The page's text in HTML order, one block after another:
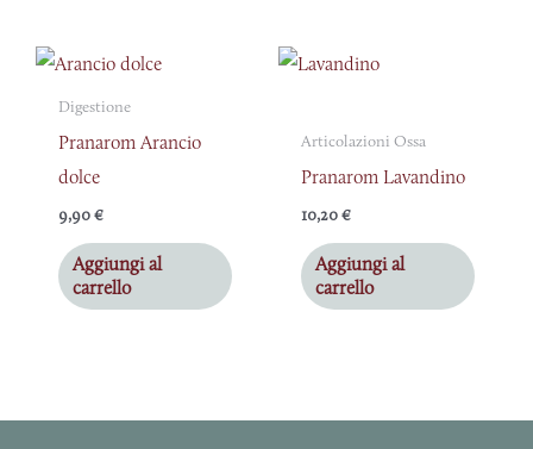
nella
del
prodotto
Digestione
Pranarom Arancio
dolce
9,90€
Aggiungi al
carrello
Articolazioni Ossa
Pranarom Lavandino
10,20€
Aggiungi al
carrello